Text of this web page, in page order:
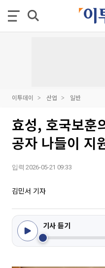
이투데이 산업 일반
효성, 호국보훈
공자 나들이 지
입력 2026-05-21 09:33
김민서 기자
기사 듣기